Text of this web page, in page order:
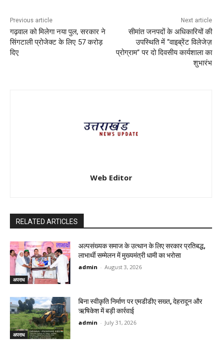
Previous article
गढ़वाल को मिलेगा नया पुल, सरकार ने
सिंगटाली प्रोजेक्ट के लिए 57 करोड़
दिए
Next article
सीमांत जनपदों के अधिकारियों की
उपस्थिति में “वाइब्रेंट विलेजेज़
प्रोग्राम” पर दो दिवसीय कार्यशाला का
शुभारंभ
Web Editor
RELATED ARTICLES
अपराध
अल्पसंख्यक समाज के उत्थान के लिए सरकार प्रतिबद्ध,
लाभार्थी सम्मेलन में मुख्यमंत्री धामी का भरोसा
admin - August 3, 2026
अपराध
बिना स्वीकृति निर्माण पर एमडीडीए सख्त, देहरादून और
ऋषिकेश में बड़ी कार्रवाई
admin - July 31, 2026